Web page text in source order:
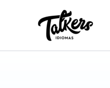
conteúdo